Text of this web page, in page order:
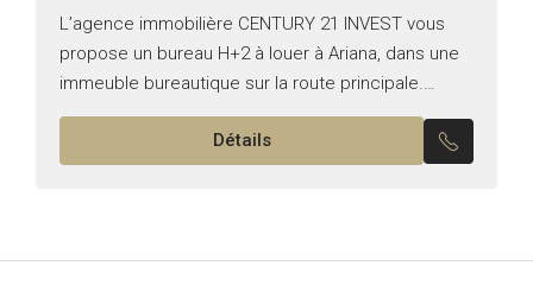
L’agence immobilière CENTURY 21 INVEST vous
propose un bureau H+2 à louer à Ariana, dans une
immeuble bureautique sur la route principale.
Superficie :88 m² Il se compose de : – Un...
Détails